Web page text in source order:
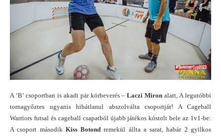
A ‘B’ csoportban is akadt pár körbeverés –Laczi Miron alatt, A legutóbbi
tornagyőztes ugyanis hibátlanul abszolválta csoportját! A Cageball
Warriors futsal és cageball csapatból újabb játékos kóstolt bele az 1v1-be:
A csoport második Kiss Botond remekül állta a sarat, habár 2 gyilkos